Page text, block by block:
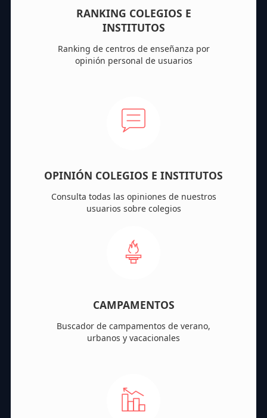
RANKING COLEGIOS E
INSTITUTOS
Ranking de centros de enseñanza por
opinión personal de usuarios
OPINIÓN COLEGIOS E INSTITUTOS
Consulta todas las opiniones de nuestros
usuarios sobre colegios
CAMPAMENTOS
Buscador de campamentos de verano,
urbanos y vacacionales